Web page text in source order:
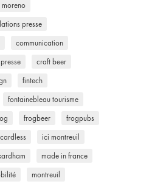
presse
communication
craft beer
fintech
fontainebleau tourisme
frogbeer frogpubs
ici montreuil
made in france
montreuil